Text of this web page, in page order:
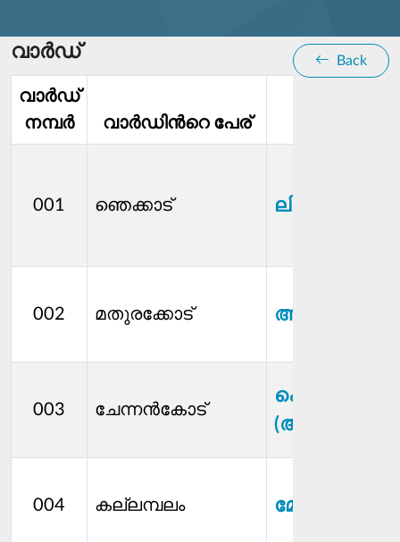
വാര്‍ഡ് Back
വാര്‍ഡ്‌
നമ്പര്‍
വാര്‍ഡിൻറെ പേര്
001 ഞെക്കാട്
002 മതുരക്കോട് അജി.എൻ
003 ചേന്നന്‍കോട്
പൊടിമോൾ
(അശ്വതി )
004 കല്ലമ്പലം മേഘന എ